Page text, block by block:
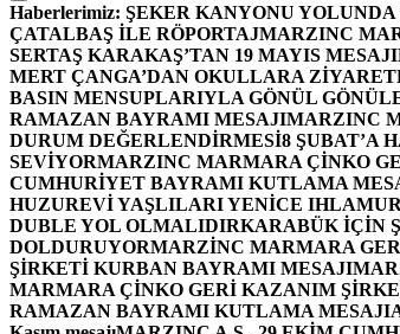
Haberlerimiz: ŞEKER KANYONU
ÇATALBAŞ İLE RÖPORTAJMARZINC
SERTAŞ KARAKAŞ’TAN 19 MAYIS MESAJI
MERT ÇANGA’DAN OKULLARA ZİYARET
BASIN MENSUPLARIYLA GÖNÜL
RAMAZAN BAYRAMI MESAJIMARZINC
DURUM DEĞERLENDİRMESİ8 ŞUBAT’A
SEVİYORMARZINC MARMARA ÇİNKO
CUMHURİYET BAYRAMI KUTLAMA
HUZUREVİ YAŞLILARI YENİCE
DUBLE YOL OLMALIDIRKARABÜK İÇİN
DOLDURUYORMARZİNC MARMARA
ŞİRKETİ KURBAN BAYRAMI MESAJI
MARMARA ÇİNKO GERİ KAZANIM
RAMAZAN BAYRAMI KUTLAMA MESAJI